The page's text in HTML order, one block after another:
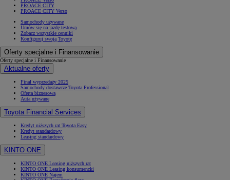
PROACE CITY
PROACE CITY Verso
Samochody używane
Umów się na jazdę testową
Zobacz wszystkie cenniki
Konfiguruj swoją Toyotę
Oferty specjalne i Finansowanie
Oferty specjalne i Finansowanie
Aktualne oferty
Finał wyprzedaży 2025
Samochody dostawcze Toyota Professional
Oferta biznesowa
Auta używane
Toyota Financial Services
Kredyt niższych rat Toyota Easy
Kredyt standardowy
Leasing standardowy
KINTO ONE
KINTO ONE Leasing niższych rat
KINTO ONE Leasing konsumencki
KINTO ONE Najem